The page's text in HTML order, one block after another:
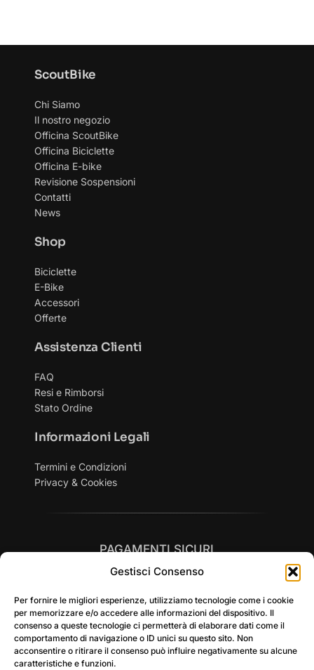
Gestisci Consenso
Per fornire le migliori esperienze, utilizziamo tecnologie come i cookie
per memorizzare e/o accedere alle informazioni del dispositivo. Il
consenso a queste tecnologie ci permetterà di elaborare dati come il
comportamento di navigazione o ID unici su questo sito. Non
acconsentire o ritirare il consenso può influire negativamente su alcune
caratteristiche e funzioni.
ScoutBike
Chi Siamo
Il nostro negozio
Officina ScoutBike
Officina Biciclette
Officina E-bike
Revisione Sospensioni
Contatti
News
Shop
Biciclette
E-Bike
Accessori
Offerte
Assistenza Clienti
FAQ
Resi e Rimborsi
Stato Ordine
Informazioni Legali
Termini e Condizioni
Privacy & Cookies
PAGAMENTI SICURI
SPEDIZIONI RAPIDE in tutta Italia